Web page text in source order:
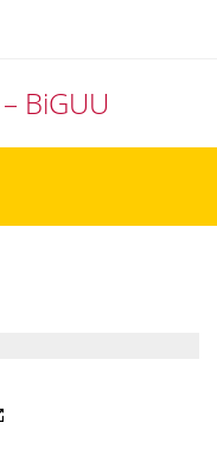
BiGUU